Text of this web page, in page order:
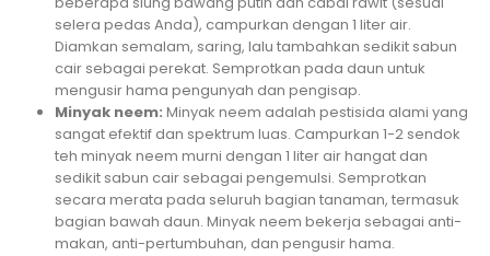
selera pedas Anda), campurkan dengan 1 liter air.
Diamkan semalam, saring, lalu tambahkan sedikit sabun
cair sebagai perekat. Semprotkan pada daun untuk
mengusir hama pengunyah dan pengisap.
Minyak neem: Minyak neem adalah pestisida alami yang
sangat efektif dan spektrum luas. Campurkan 1-2 sendok
teh minyak neem murni dengan 1 liter air hangat dan
sedikit sabun cair sebagai pengemulsi. Semprotkan
secara merata pada seluruh bagian tanaman, termasuk
bagian bawah daun. Minyak neem bekerja sebagai anti-
makan, anti-pertumbuhan, dan pengusir hama.